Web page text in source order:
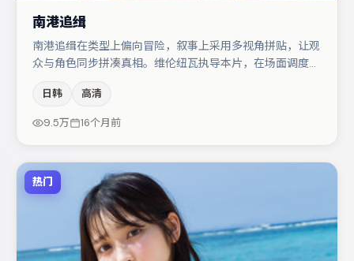
南港追缉
南港追缉在类型上偏向冒险，叙事上采用多视角拼贴，让观
众与角色同步拼凑真相。维伦纽瓦执导本片，在场面调度与
菅田将晖的对手戏构成全片情感锚点，周冬雨则以细节塑造
推动谜题层层揭开。整体完成度较高，适合周末一口气追
日韩 高清
9.5万 16个月前
热门